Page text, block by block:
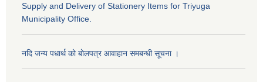
Supply and Delivery of Stationery Items for Triyuga
Municipality Office.
नदि जन्य पधार्थ को बोलपत्र आवाहान समबन्धी सूचना ।